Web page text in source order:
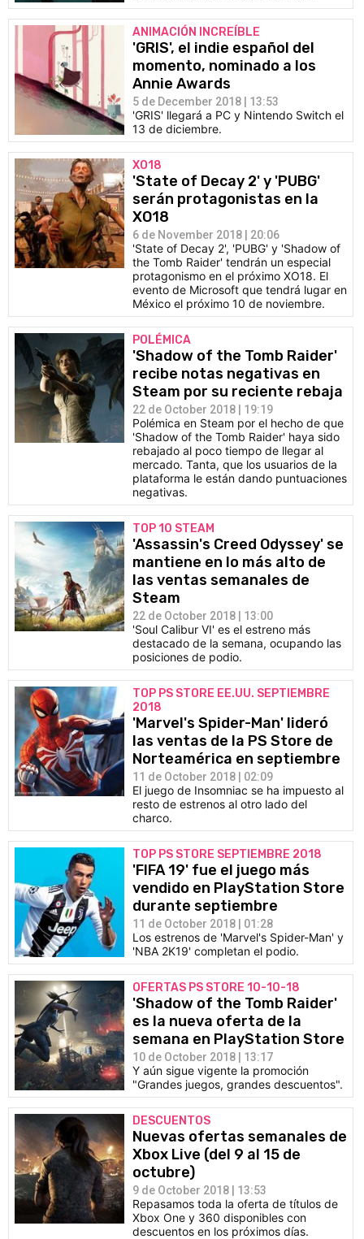
ANIMACIÓN INCREÍBLE
'GRIS', el indie español del
momento, nominado a los
Annie Awards
5 de December 2018 | 13:53
'GRIS' llegará a PC y Nintendo Switch el
13 de diciembre.
XO18
'State of Decay 2' y 'PUBG'
serán protagonistas en la
XO18
6 de November 2018 | 20:06
'State of Decay 2', 'PUBG' y 'Shadow of
the Tomb Raider' tendrán un especial
protagonismo en el próximo XO18. El
evento de Microsoft que tendrá lugar en
México el próximo 10 de noviembre.
POLÉMICA
'Shadow of the Tomb Raider'
recibe notas negativas en
Steam por su reciente rebaja
22 de October 2018 | 19:19
Polémica en Steam por el hecho de que
'Shadow of the Tomb Raider' haya sido
rebajado al poco tiempo de llegar al
mercado. Tanta, que los usuarios de la
plataforma le están dando puntuaciones
negativas.
TOP 10 STEAM
'Assassin's Creed Odyssey' se
mantiene en lo más alto de
las ventas semanales de
Steam
22 de October 2018 | 13:00
'Soul Calibur VI' es el estreno más
destacado de la semana, ocupando las
posiciones de podio.
TOP PS STORE EE.UU. SEPTIEMBRE
2018
'Marvel's Spider-Man' lideró
las ventas de la PS Store de
Norteamérica en septiembre
11 de October 2018 | 02:09
El juego de Insomniac se ha impuesto al
resto de estrenos al otro lado del
charco.
TOP PS STORE SEPTIEMBRE 2018
'FIFA 19' fue el juego más
vendido en PlayStation Store
durante septiembre
11 de October 2018 | 01:28
Los estrenos de 'Marvel's Spider-Man' y
'NBA 2K19' completan el podio.
OFERTAS PS STORE 10-10-18
'Shadow of the Tomb Raider'
es la nueva oferta de la
semana en PlayStation Store
10 de October 2018 | 13:17
Y aún sigue vigente la promoción
"Grandes juegos, grandes descuentos".
DESCUENTOS
Nuevas ofertas semanales de
Xbox Live (del 9 al 15 de
octubre)
9 de October 2018 | 13:53
Repasamos toda la oferta de títulos de
Xbox One y 360 disponibles con
descuentos en los próximos días.